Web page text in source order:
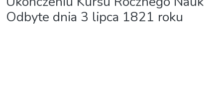
Odbyte dnia 3 lipca 1821 roku